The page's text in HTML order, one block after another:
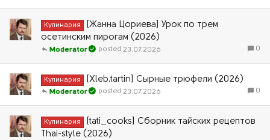
Кулинария
[Жанна Цориева] Урок по трем
осетинским пирогам (2026)
0
23.07.2026
Moderator
Кулинария [Xleb.tartin] Сырные трюфели (2026)
0
23.07.2026
Moderator
Кулинария
[tati_cooks] Сборник тайских рецептов
Thai-style (2026)